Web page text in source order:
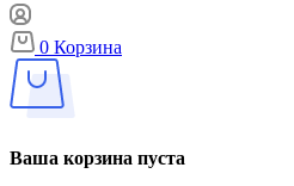
0 Корзина
Ваша корзина пуста